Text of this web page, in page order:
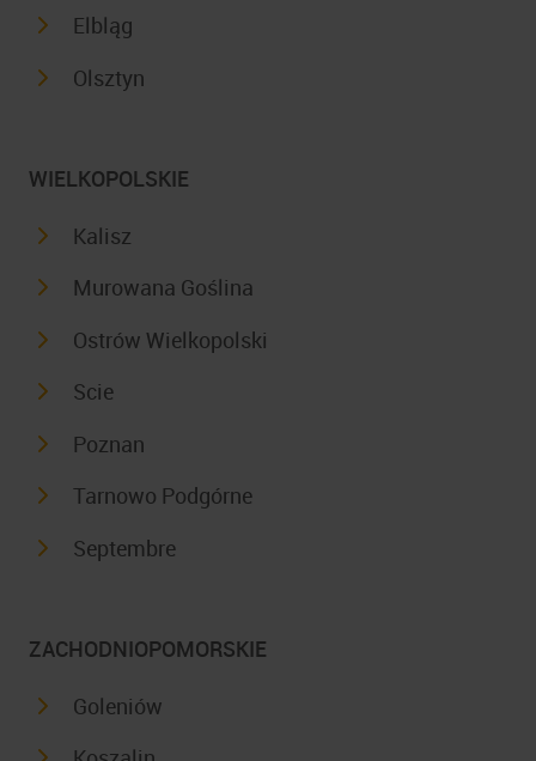
Elbląg
Olsztyn
WIELKOPOLSKIE
Kalisz
Murowana Goślina
Ostrów Wielkopolski
Scie
Poznan
Tarnowo Podgórne
Septembre
ZACHODNIOPOMORSKIE
Goleniów